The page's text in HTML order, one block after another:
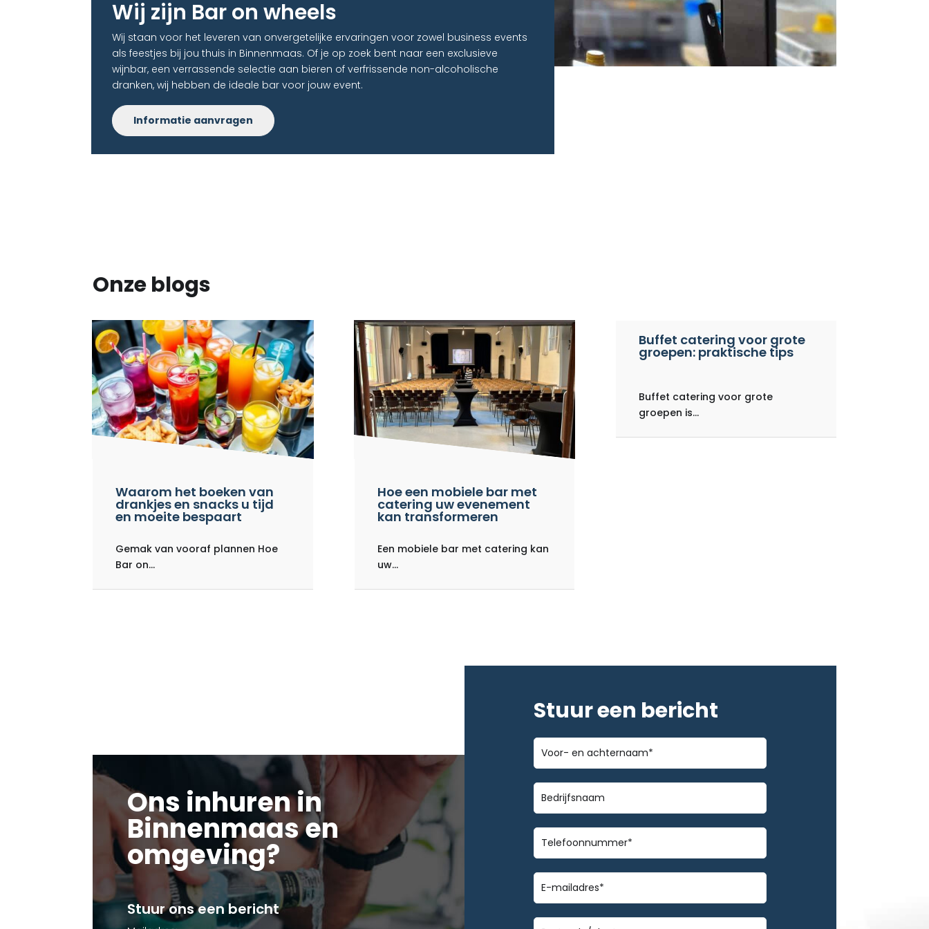
Wij zijn Bar on wheels
Wij staan voor het leveren van onvergetelijke ervaringen voor zowel business events
als feestjes bij jou thuis in Binnenmaas. Of je op zoek bent naar een exclusieve
wijnbar, een verrassende selectie aan bieren of verfrissende non-alcoholische
dranken, wij hebben de ideale bar voor jouw event.
Informatie aanvragen
Onze blogs
Waarom het boeken van
drankjes en snacks u tijd
en moeite bespaart
Gemak van vooraf plannen Hoe
Bar on...
Hoe een mobiele bar met
catering uw evenement
kan transformeren
Een mobiele bar met catering kan
uw...
Buffet catering voor grote
groepen: praktische tips
Buffet catering voor grote
groepen is...
Ons inhuren in
Binnenmaas en
omgeving?
Stuur ons een bericht
Stuur een bericht
Voor-
en
achternaam*
Bedrijfsnaam
Telefoonnummer*
E-
mailadres*
Geen